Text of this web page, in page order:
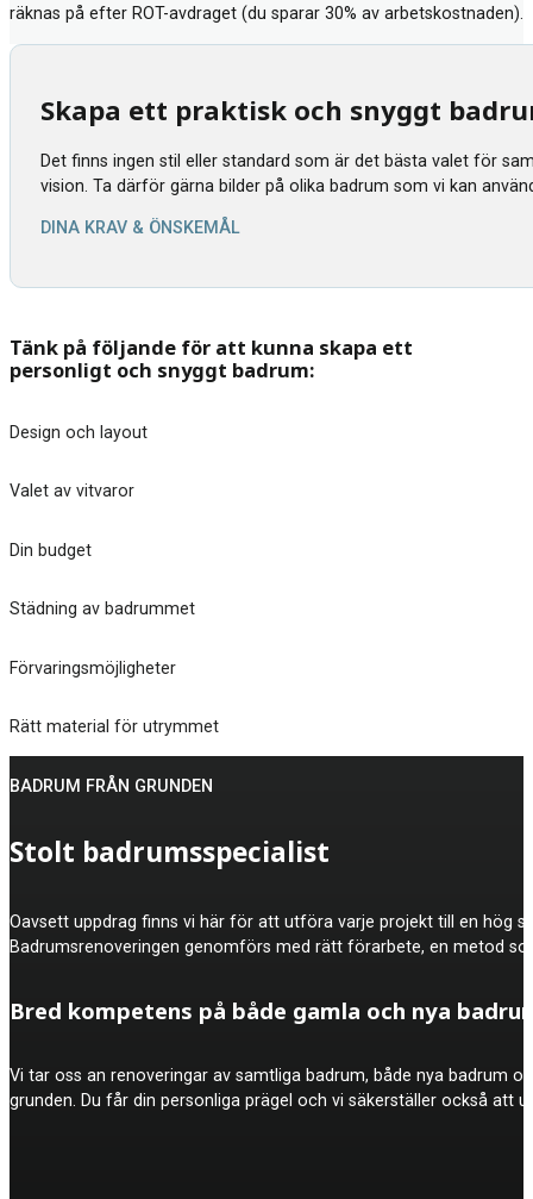
räknas på efter ROT-avdraget (du sparar 30% av arbetskostnaden).
Skapa ett praktisk och snyggt
Det finns ingen stil eller standard som är det bästa valet för
vision. Ta därför gärna bilder på olika badrum som vi kan
DINA KRAV & ÖNSKEMÅL
Tänk på följande för att kunna skapa ett
personligt och snyggt badrum:
Design och layout
Valet av vitvaror
Din budget
Städning av badrummet
Förvaringsmöjligheter
Rätt material för utrymmet
Stolt badrumsspecialist
Oavsett uppdrag finns vi här för att utföra varje projekt till en hög
Badrumsrenoveringen genomförs med rätt förarbete, en metod
BADRUM FRÅN GRUNDEN
Bred kompetens på både gamla och nya
Vi tar oss an renoveringar av samtliga badrum, både nya badrum
grunden. Du får din personliga prägel och vi säkerställer också